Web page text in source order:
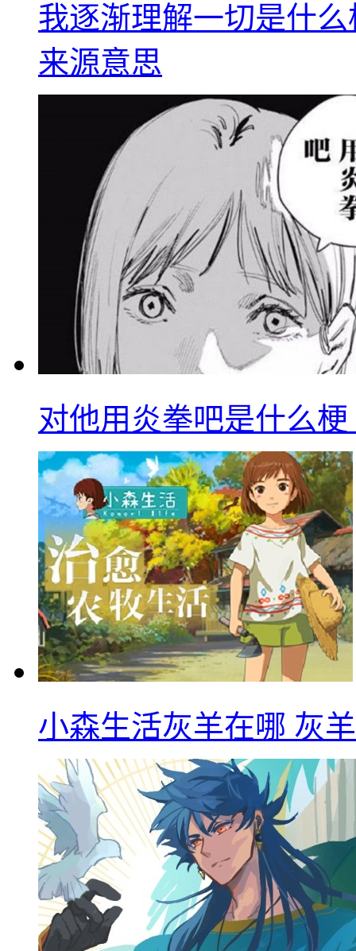
我逐渐理解一切是什
来源意思
对他用炎拳吧是什么
小森生活灰羊在哪 灰